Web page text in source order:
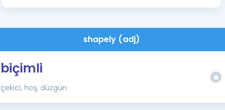
İngilizce Gramer
shapely (adj)
biçimli
çekici, hoş, düzgün